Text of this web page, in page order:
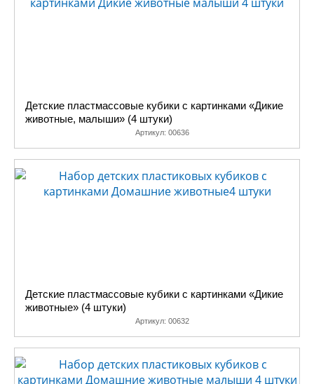
Детские пластмассовые кубики с картинками «Дикие
животные, малыши» (4 штуки)
Артикул: 00636
Детские пластмассовые кубики с картинками «Дикие
животные» (4 штуки)
Артикул: 00632